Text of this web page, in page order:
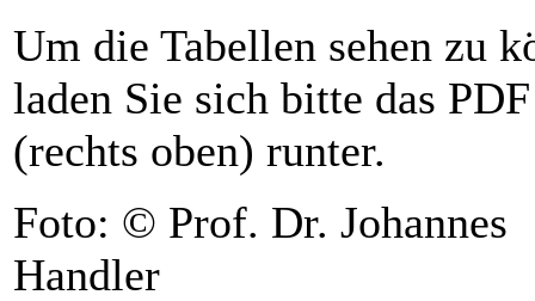
Um die Tabellen sehen zu
laden Sie sich bitte das PDF
(rechts oben) runter.
Foto: © Prof. Dr. Johannes
Handler